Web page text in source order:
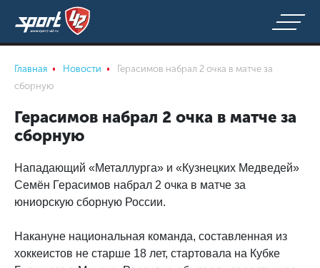
Главная Новости
Герасимов набрал 2 очка в матче за
сборную
Герасимов набрал 2 очка в матче за
сборную
Нападающий «Металлурга» и «Кузнецких Медведей»
Семён Герасимов набрал 2 очка в матче за
юниорскую сборную России.
Накануне национальная команда, составленная из
хоккеистов не старше 18 лет, стартовала на Кубке